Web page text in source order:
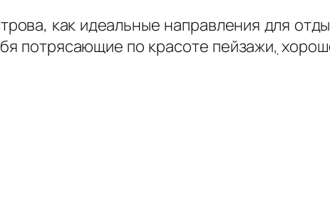
как идеальные направления для
потрясающие по красоте пейзажи,